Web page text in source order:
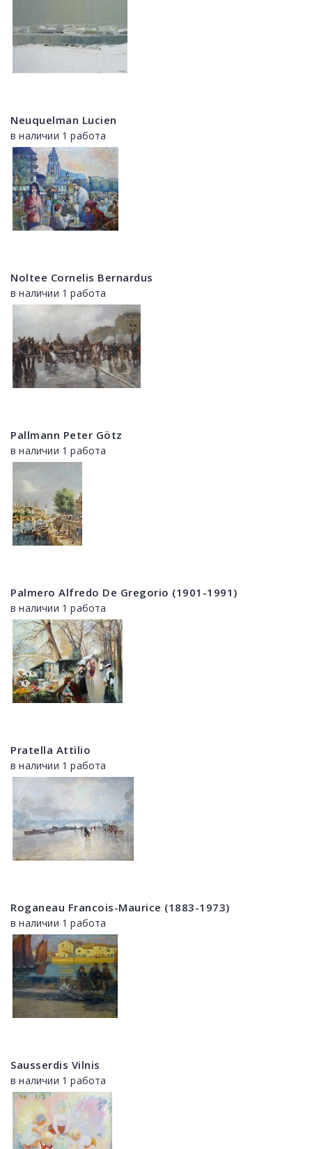
Neuquelman Lucien
в наличии 1 работа
Noltee Cornelis Bernardus
в наличии 1 работа
Pallmann Peter Götz
в наличии 1 работа
Palmero Alfredo De Gregorio (1901-1991)
в наличии 1 работа
Pratella Attilio
в наличии 1 работа
Roganeau Francois-Maurice (1883-1973)
в наличии 1 работа
Sausserdis Vilnis
в наличии 1 работа